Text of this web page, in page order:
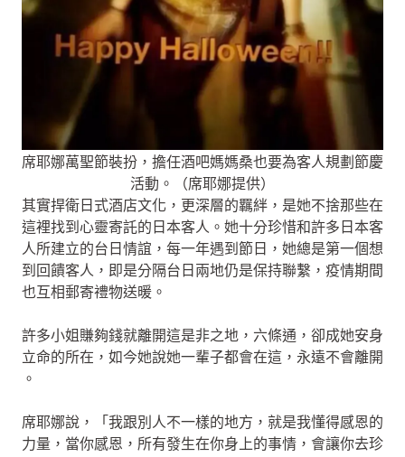
席耶娜萬聖節裝扮，擔任酒吧媽媽桑也要為客人規劃節慶
活動。（席耶娜提供）
其實捍衛日式酒店文化，更深層的羈絆，是她不捨那些在
這裡找到心靈寄託的日本客人。她十分珍惜和許多日本客
人所建立的台日情誼，每一年遇到節日，她總是第一個想
到回饋客人，即是分隔台日兩地仍是保持聯繫，疫情期間
也互相郵寄禮物送暖。
許多小姐賺夠錢就離開這是非之地，六條通，卻成她安身
立命的所在，如今她說她一輩子都會在這，永遠不會離開
。
席耶娜說，「我跟別人不一樣的地方，就是我懂得感恩的
力量，當你感恩，所有發生在你身上的事情，會讓你去珍